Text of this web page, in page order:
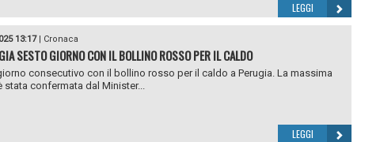
LEGGI
13:17| Cronaca
SESTO GIORNO CON IL BOLLINO ROSSO PER IL CALDO
consecutivo con il bollino rosso per il caldo a Perugia. La massima
stata confermata dal Minister...
LEGGI